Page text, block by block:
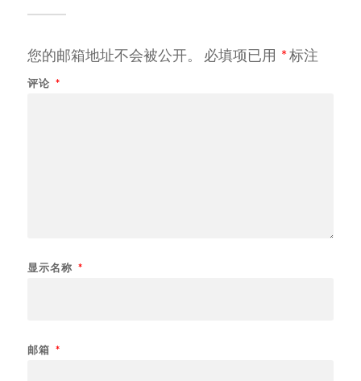
您的邮箱地址不会被公开。 必填项已用 *标注
评论 *
显示名称 *
邮箱 *